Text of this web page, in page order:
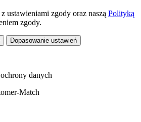
ustawieniami zgody oraz naszą Polityką
zgody.
Dopasowanie ustawień
danych
Match